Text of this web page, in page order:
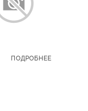
ПОДРОБНЕЕ